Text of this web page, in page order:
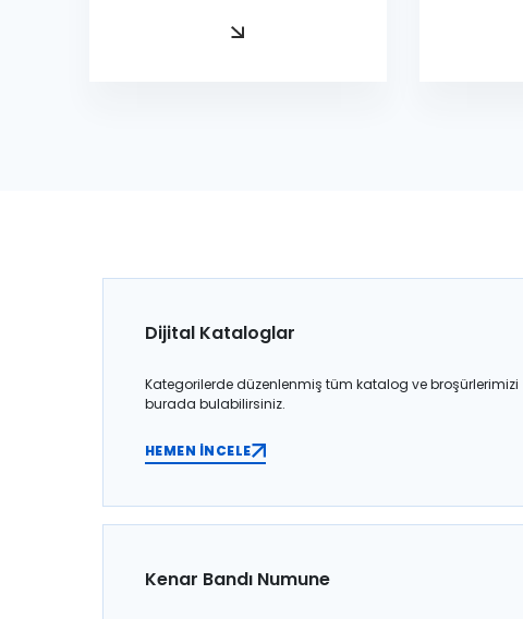
Dijital Kataloglar
Kategorilerde düzenlenmiş tüm katalog ve broşürlerimizi
burada bulabilirsiniz.
HEMEN İNCELE
Kenar Bandı Numune